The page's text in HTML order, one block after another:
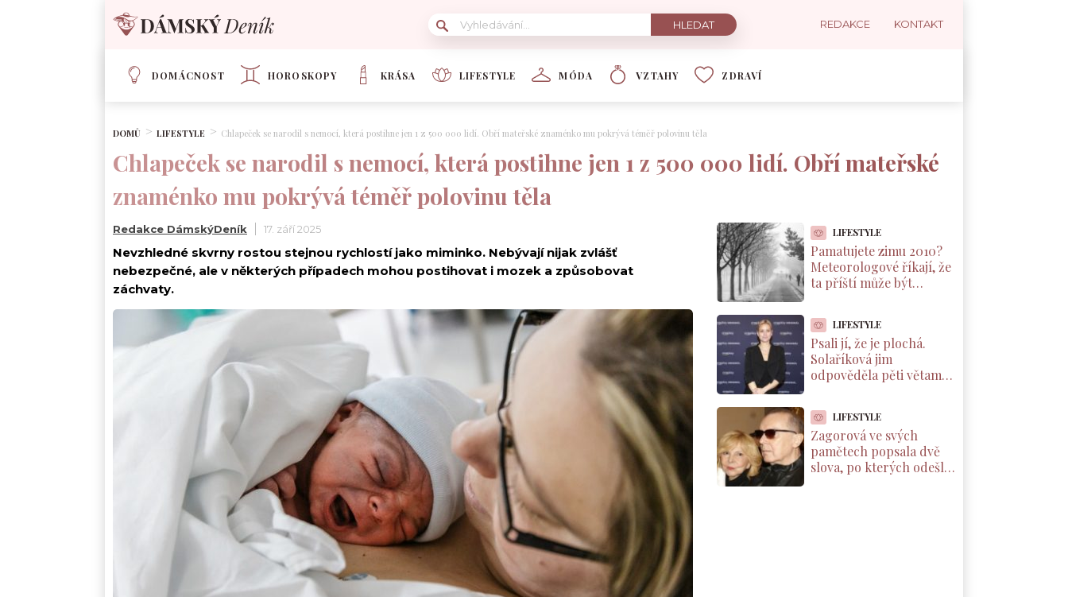
REDAKCE KONTAKT
DOMÁCNOST HOROSKOPY KRÁSA LIFESTYLE MÓDA VZTAHY ZDRAVÍ
DOMŮ LIFESTYLE Chlapeček se narodil s nemocí, která postihne jen 1 z 500 000 lidí. Obří mateřské znaménko mu pokrývá téměř polovinu těla
Chlapeček se narodil s nemocí, která postihne jen 1 z 500 000 lidí. Obří mateřské
znaménko mu pokrývá téměř polovinu těla
Redakce DámskýDeník 17. září 2025
Nevzhledné skvrny rostou stejnou rychlostí jako miminko. Nebývají nijak zvlášť
nebezpečné, ale v některých případech mohou postihovat i mozek a způsobovat
záchvaty.
LIFESTYLE
Pamatujete zimu 2010?
Meteorologové říkají, že
ta příští může být
Pacifiku
LIFESTYLE
Psali jí, že je plochá.
Solaříková jim
odpověděla pěti větami,
každý rodič dcery
LIFESTYLE
Zagorová ve svých
pamětech popsala dvě
slova, po kterých odešla